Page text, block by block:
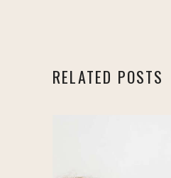
RELATED POSTS